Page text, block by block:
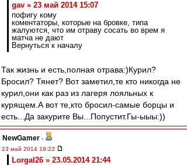
gav » 23 май 2014 15:07
пофигу кому
коментаторы, которые на бровке, типа
жалуются, что им отраву сосать во врем я
матча не дают
Вернуться к началу
Так жизнь и есть,полная отрава:)Курил?
Бросил? Тянет? Вот заметил,те кто никогда не
курил,они как раз из лагеря лояльных к
курящем.А вот те,кто бросил-самые борцы и
есть...Да закурите Вы...Попустит.Гы-ыыы:))
NewGamer -
23 май 2014 19:22
Lorgal26 » 23.05.2014 21:44